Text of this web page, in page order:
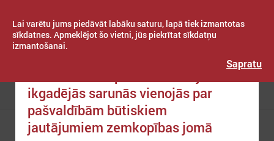
Lai varētu jums piedāvāt labāku saturu, lapā tiek izmantotas
sīkdatnes. Apmeklējot šo vietni, jūs piekrītat sīkdatņu
izmantošanai.
Sapratu
Izvēlne
ikgadējās sarunās vienojās par
pašvaldībām būtiskiem
jautājumiem zemkopības jomā